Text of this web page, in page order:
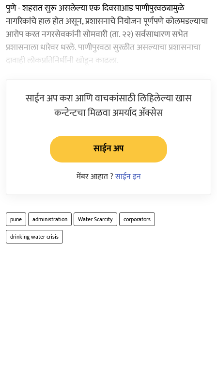
पुणे - शहरात सुरू असलेल्या एक दिवसाआड पाणीपुरवठ्यामुळे
नागरिकांचे हाल होत असून, प्रशासनाचे नियोजन पूर्णपणे कोलमडल्याचा
आरोप करत नगरसेवकांनी सोमवारी (ता. २२) सर्वसाधारण सभेत
प्रशासनाला धारेवर धरले. पाणीपुरवठा सुरळीत असल्याचा प्रशासनाचा
दावाही लोकप्रतिनिधींनी खोडून काढला.
साईन अप करा आणि वाचकांसाठी लिहिलेल्या खास
कन्टेन्टचा मिळवा अमर्याद ॲक्सेस
साईन अप
मेंबर आहात ?साईन इन
pune administration Water Scarcity
corporators
drinking water crisis